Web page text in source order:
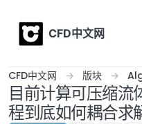
CFD中文网
CFD中文网 版块
目前计算可压缩流
程到底如何耦合求